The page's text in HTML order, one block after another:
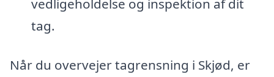
vedligeholdelse og inspektion af dit
tag.
Når du overvejer tagrensning i Skjød, er